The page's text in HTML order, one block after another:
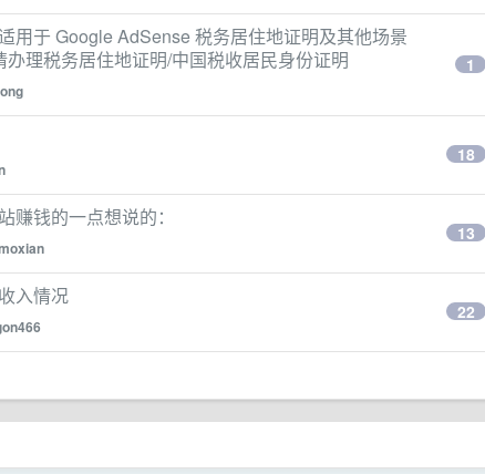
用于 Google AdSense 税务居住地证明及其他场景
办理税务居住地证明/中国税收居民身份证明
1
18
钱的一点想说的：
13
入情况
22